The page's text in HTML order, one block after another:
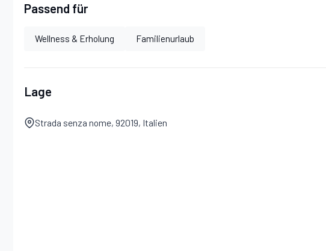
Passend für
Wellness & Erholung Familienurlaub
Lage
Strada senza nome, 92019, Italien